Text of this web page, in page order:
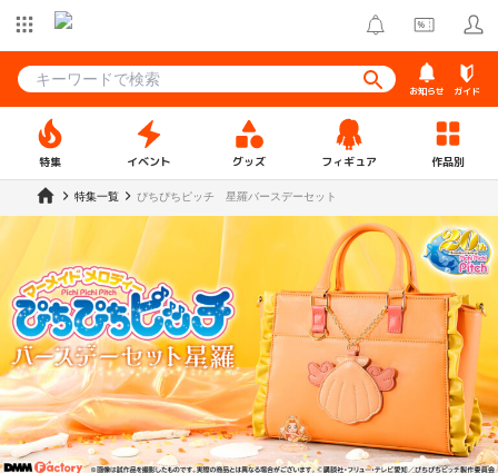
お知らせ ガイド
特集 イベント グッズ フィギュア 作品別
特集一覧 ぴちぴちピッチ 星羅バースデーセット